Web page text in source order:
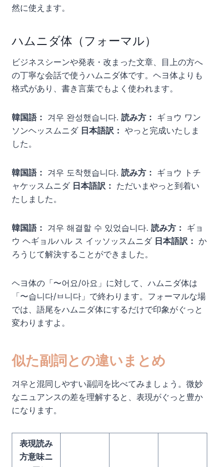
然に使えます。
ハムニダ体（フォーマル）
ビジネスシーンや発表・改まった文章、目上の方へ
の丁寧な会話で使うハムニダ体です。ヘヨ体よりも
格式があり、書き言葉でもよく使われます。
韓国語： 겨우 완성했습니다. 読み方： ギョウ ワン
ソンヘッスムニダ 日本語訳： やっと完成いたしま
した。
韓国語： 겨우 도착했습니다. 読み方： ギョウ トチ
ャケッスムニダ 日本語訳： ただいまやっと到着い
たしました。
韓国語： 겨우 해결할 수 있었습니다. 読み方： ギョ
ウ ヘギョルハル ス イッソッスムニダ 日本語訳： か
ろうじて解決することができました。
ヘヨ体の「〜어요/아요」に対して、ハムニダ体は
「〜습니다/ㅂ니다」で終わります。フォーマルな場
では、語尾をハムニダ体にするだけで印象がぐっと
変わりますよ。
似た副詞との違いまとめ
겨우と混同しやすい副詞を比べてみましょう。微妙
なニュアンスの差を理解すると、表現がぐっと豊か
になります。
表現読み
方意味ニ